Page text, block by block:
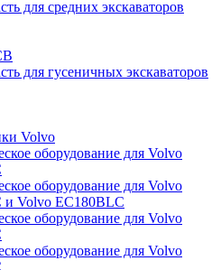
для средних экскаваторов
для гусеничных экскаваторов
Volvo
оборудование для Volvo
оборудование для Volvo
и Volvo EC180BLC
оборудование для Volvo
оборудование для Volvo